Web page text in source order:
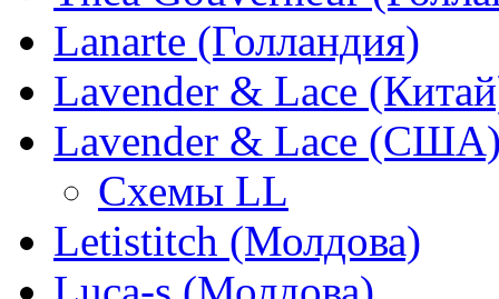
Lanarte (Голландия)
Lavender & Lace
Lavender & Lace
Схемы LL
Letistitch (Молдова)